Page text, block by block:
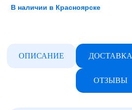
В наличии в Красноярске
ОПИСАНИЕ ДОСТАВКА
ОТЗЫВЫ